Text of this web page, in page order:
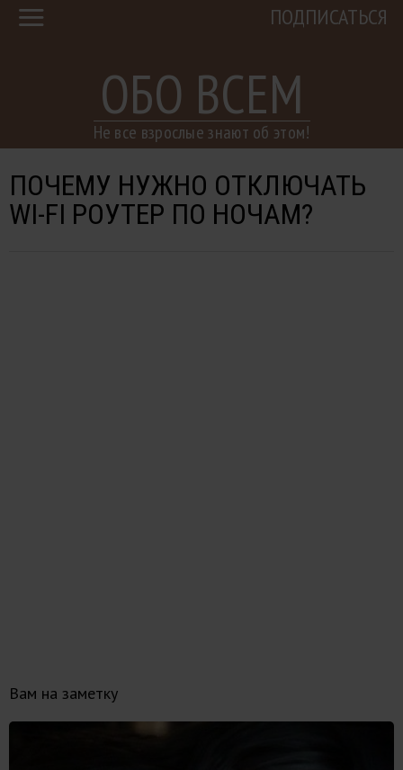
ОБО ВСЕМ
Не все взрослые знают об этом!
ПОДПИСАТЬСЯ
ПОЧЕМУ НУЖНО ОТКЛЮЧАТЬ
WI-FI РОУТЕР ПО НОЧАМ?
Вам на заметку